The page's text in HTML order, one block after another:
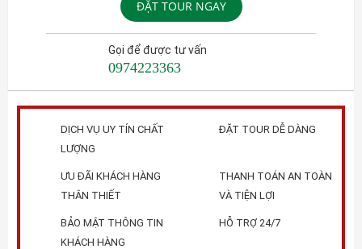
ĐẶT TOUR NGAY
Gọi để được tư vấn
0974223363
DỊCH VỤ UY TÍN CHẤT
LƯỢNG
ĐẶT TOUR DỄ DÀNG
ƯU ĐÃI KHÁCH HÀNG
THÂN THIẾT
THANH TOÁN AN TOÀN
VÀ TIỆN LỢI
BẢO MẬT THÔNG TIN
KHÁCH HÀNG
HỖ TRỢ 24/7